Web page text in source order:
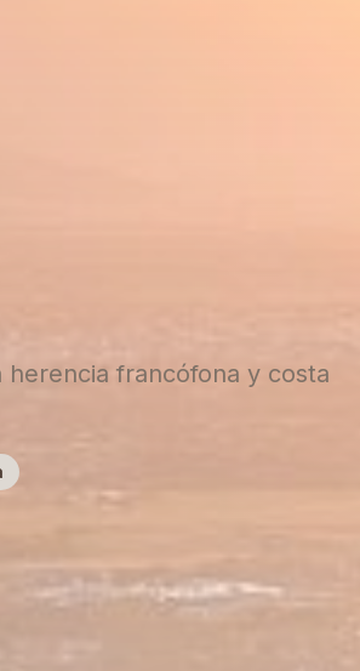
francófona y costa